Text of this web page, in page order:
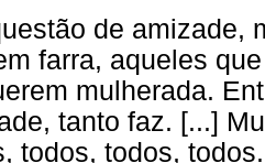
de amizade,
farra, aqueles
mulherada.
tanto faz. [...]
todos, todos,